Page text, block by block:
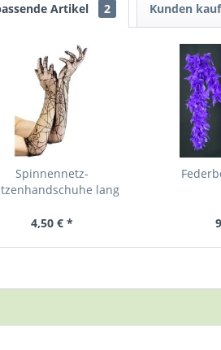
Artikel 2 Kunden
Spinnennetz-
lang
4,50 € *